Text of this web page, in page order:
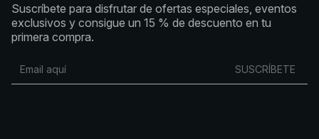
Suscríbete para disfrutar de ofertas especiales, eventos
exclusivos y consigue un 15 % de descuento en tu
primera compra.
SUSCRÍBETE